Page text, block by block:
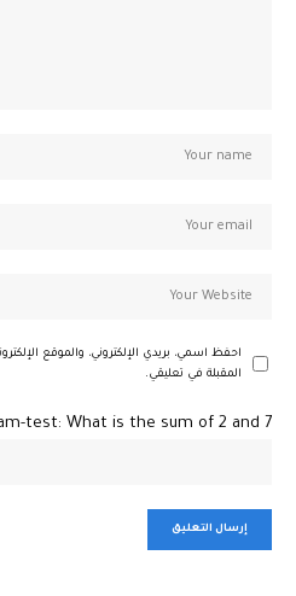
احفظ اسمي، بريدي الإلكتروني، والموقع
المقبلة في تعليقي.
test: What is the sum of 2 and 7?*